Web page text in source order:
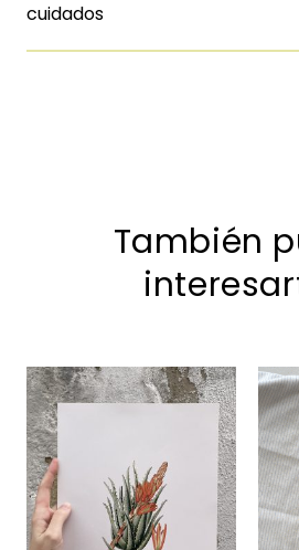
cuidados
También